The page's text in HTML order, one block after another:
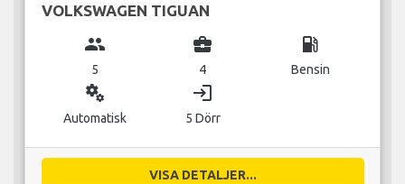
VOLKSWAGEN TIGUAN
group
5
business_center
4
local_gas_station
Bensin
miscellaneous_services
Automatisk
login
5 Dörr
VISA DETALJER...